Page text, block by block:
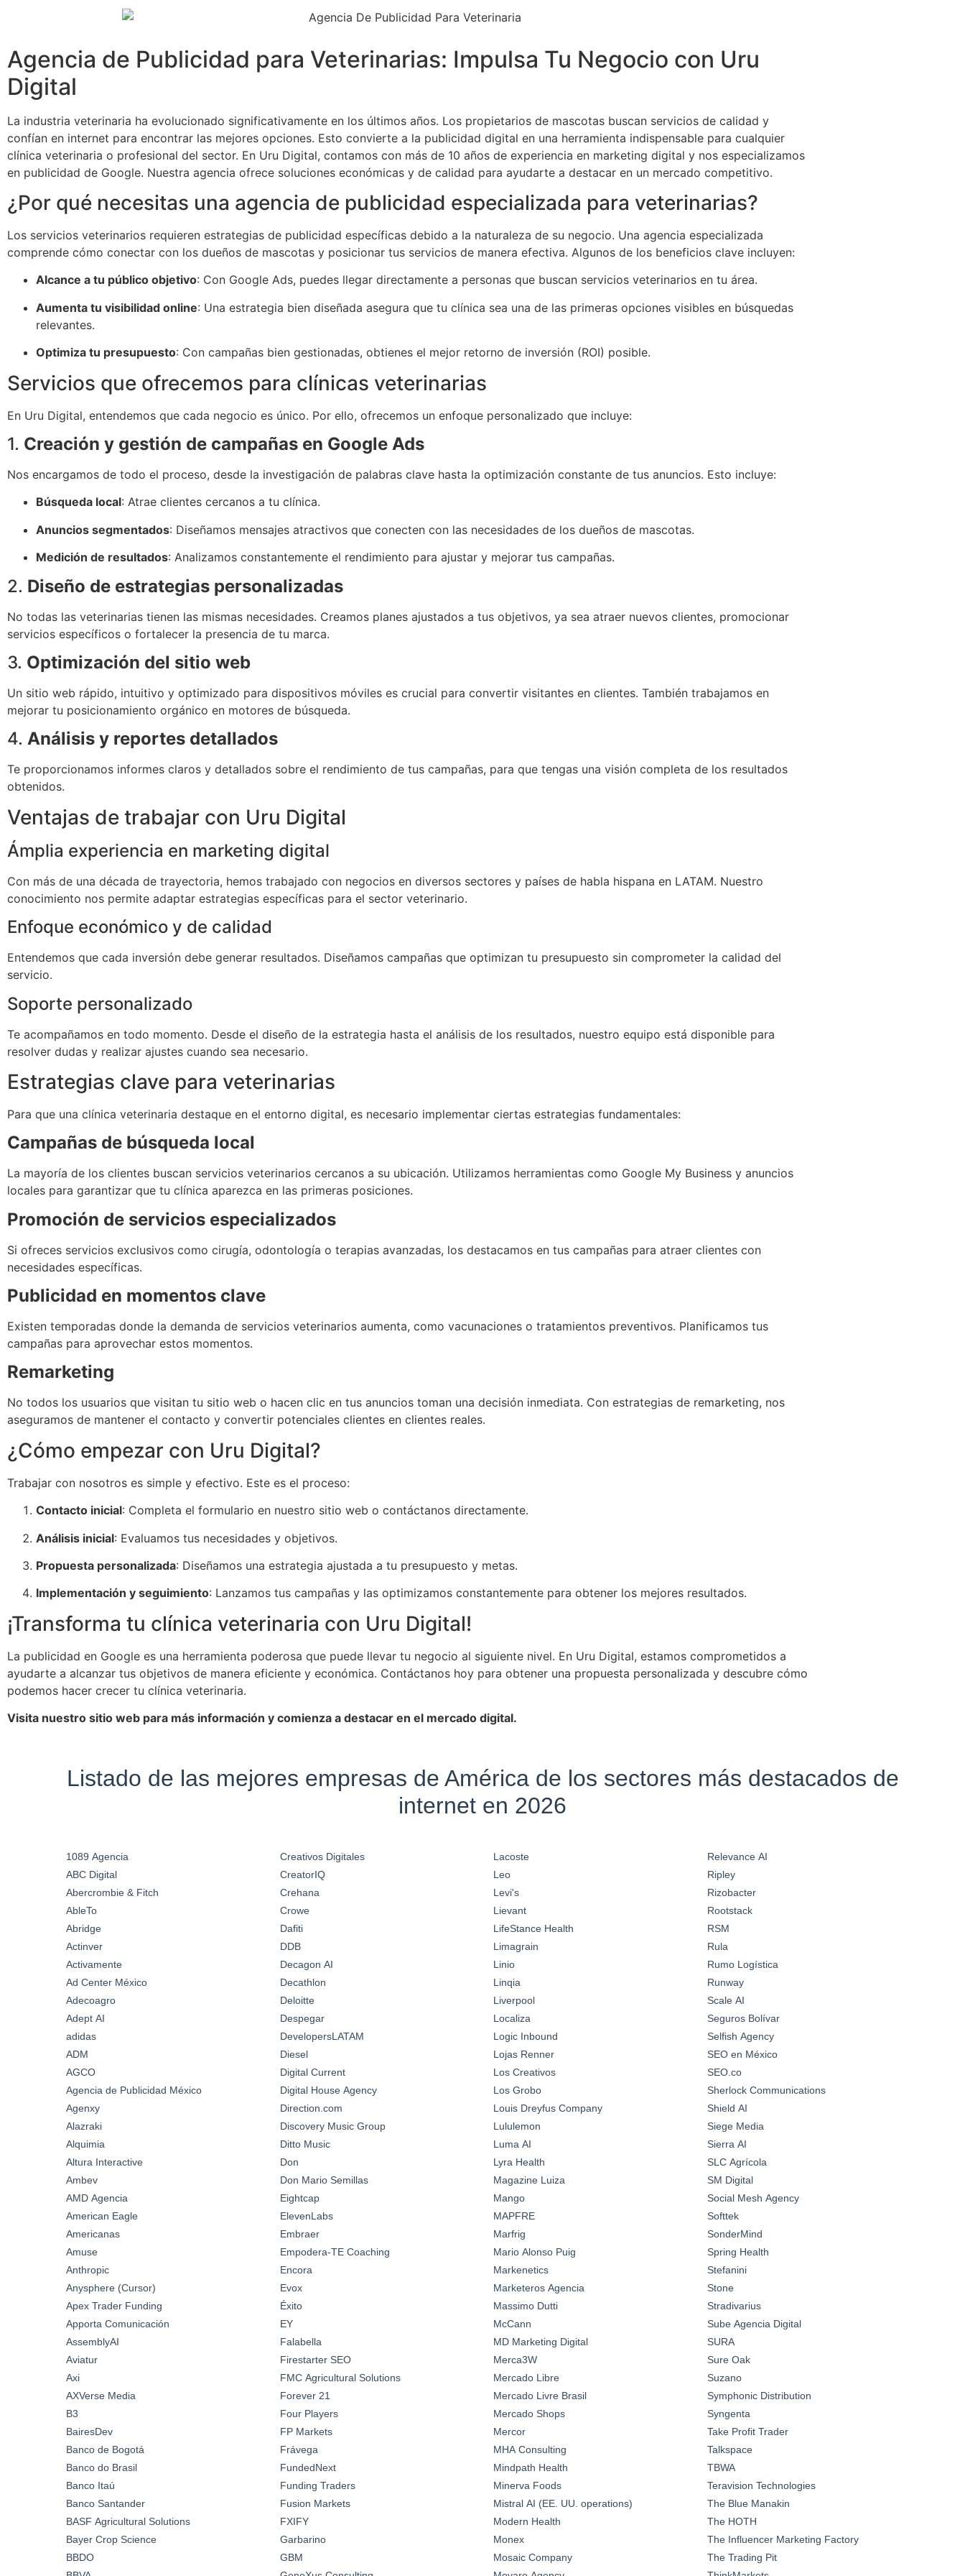
Agencia de Publicidad para Veterinarias: Impulsa Tu Negocio con Uru
Digital
La industria veterinaria ha evolucionado significativamente en los últimos años. Los propietarios de mascotas buscan servicios de calidad y
confían en internet para encontrar las mejores opciones. Esto convierte a la publicidad digital en una herramienta indispensable para cualquier
clínica veterinaria o profesional del sector. En Uru Digital, contamos con más de 10 años de experiencia en marketing digital y nos especializamos
en publicidad de Google. Nuestra agencia ofrece soluciones económicas y de calidad para ayudarte a destacar en un mercado competitivo.
¿Por qué necesitas una agencia de publicidad especializada para veterinarias?
Los servicios veterinarios requieren estrategias de publicidad específicas debido a la naturaleza de su negocio. Una agencia especializada
comprende cómo conectar con los dueños de mascotas y posicionar tus servicios de manera efectiva. Algunos de los beneficios clave incluyen:
Alcance a tu público objetivo: Con Google Ads, puedes llegar directamente a personas que buscan servicios veterinarios en tu área.
Aumenta tu visibilidad online: Una estrategia bien diseñada asegura que tu clínica sea una de las primeras opciones visibles en búsquedas
relevantes.
Optimiza tu presupuesto: Con campañas bien gestionadas, obtienes el mejor retorno de inversión (ROI) posible.
Servicios que ofrecemos para clínicas veterinarias
En Uru Digital, entendemos que cada negocio es único. Por ello, ofrecemos un enfoque personalizado que incluye:
1. Creación y gestión de campañas en Google Ads
Nos encargamos de todo el proceso, desde la investigación de palabras clave hasta la optimización constante de tus anuncios. Esto incluye:
Búsqueda local: Atrae clientes cercanos a tu clínica.
Anuncios segmentados: Diseñamos mensajes atractivos que conecten con las necesidades de los dueños de mascotas.
Medición de resultados: Analizamos constantemente el rendimiento para ajustar y mejorar tus campañas.
2. Diseño de estrategias personalizadas
No todas las veterinarias tienen las mismas necesidades. Creamos planes ajustados a tus objetivos, ya sea atraer nuevos clientes, promocionar
servicios específicos o fortalecer la presencia de tu marca.
3. Optimización del sitio web
Un sitio web rápido, intuitivo y optimizado para dispositivos móviles es crucial para convertir visitantes en clientes. También trabajamos en
mejorar tu posicionamiento orgánico en motores de búsqueda.
4. Análisis y reportes detallados
Te proporcionamos informes claros y detallados sobre el rendimiento de tus campañas, para que tengas una visión completa de los resultados
obtenidos.
Ventajas de trabajar con Uru Digital
Ámplia experiencia en marketing digital
Con más de una década de trayectoria, hemos trabajado con negocios en diversos sectores y países de habla hispana en LATAM. Nuestro
conocimiento nos permite adaptar estrategias específicas para el sector veterinario.
Enfoque económico y de calidad
Entendemos que cada inversión debe generar resultados. Diseñamos campañas que optimizan tu presupuesto sin comprometer la calidad del
servicio.
Soporte personalizado
Te acompañamos en todo momento. Desde el diseño de la estrategia hasta el análisis de los resultados, nuestro equipo está disponible para
resolver dudas y realizar ajustes cuando sea necesario.
Estrategias clave para veterinarias
Para que una clínica veterinaria destaque en el entorno digital, es necesario implementar ciertas estrategias fundamentales:
Campañas de búsqueda local
La mayoría de los clientes buscan servicios veterinarios cercanos a su ubicación. Utilizamos herramientas como Google My Business y anuncios
locales para garantizar que tu clínica aparezca en las primeras posiciones.
Promoción de servicios especializados
Si ofreces servicios exclusivos como cirugía, odontología o terapias avanzadas, los destacamos en tus campañas para atraer clientes con
necesidades específicas.
Publicidad en momentos clave
Existen temporadas donde la demanda de servicios veterinarios aumenta, como vacunaciones o tratamientos preventivos. Planificamos tus
campañas para aprovechar estos momentos.
Remarketing
No todos los usuarios que visitan tu sitio web o hacen clic en tus anuncios toman una decisión inmediata. Con estrategias de remarketing, nos
aseguramos de mantener el contacto y convertir potenciales clientes en clientes reales.
¿Cómo empezar con Uru Digital?
Trabajar con nosotros es simple y efectivo. Este es el proceso:
Contacto inicial: Completa el formulario en nuestro sitio web o contáctanos directamente.
Análisis inicial: Evaluamos tus necesidades y objetivos.
Propuesta personalizada: Diseñamos una estrategia ajustada a tu presupuesto y metas.
Implementación y seguimiento: Lanzamos tus campañas y las optimizamos constantemente para obtener los mejores resultados.
¡Transforma tu clínica veterinaria con Uru Digital!
La publicidad en Google es una herramienta poderosa que puede llevar tu negocio al siguiente nivel. En Uru Digital, estamos comprometidos a
ayudarte a alcanzar tus objetivos de manera eficiente y económica. Contáctanos hoy para obtener una propuesta personalizada y descubre cómo
podemos hacer crecer tu clínica veterinaria.
Visita nuestro sitio web para más información y comienza a destacar en el mercado digital.
Listado de las mejores empresas de América de los sectores más destacados de
internet en 2026
1089 Agencia
ABC Digital
Abercrombie & Fitch
AbleTo
Abridge
Actinver
Activamente
Ad Center México
Adecoagro
Adept AI
adidas
ADM
AGCO
Agencia de Publicidad México
Agenxy
Alazraki
Alquimia
Altura Interactive
Ambev
AMD Agencia
American Eagle
Americanas
Amuse
Anthropic
Anysphere (Cursor)
Apex Trader Funding
Apporta Comunicación
AssemblyAI
Aviatur
Axi
AXVerse Media
B3
BairesDev
Banco de Bogotá
Banco do Brasil
Banco Itaú
Banco Santander
BASF Agricultural Solutions
Bayer Crop Science
BBDO
Creativos Digitales
CreatorIQ
Crehana
Crowe
Dafiti
DDB
Decagon AI
Decathlon
Deloitte
Despegar
DevelopersLATAM
Diesel
Digital Current
Digital House Agency
Direction.com
Discovery Music Group
Ditto Music
Don
Don Mario Semillas
Eightcap
ElevenLabs
Embraer
Empodera-TE Coaching
Encora
Evox
Éxito
EY
Falabella
Firestarter SEO
FMC Agricultural Solutions
Forever 21
Four Players
FP Markets
Frávega
FundedNext
Funding Traders
Fusion Markets
FXIFY
Garbarino
GBM
Lacoste
Leo
Levi's
Lievant
LifeStance Health
Limagrain
Linio
Linqia
Liverpool
Localiza
Logic Inbound
Lojas Renner
Los Creativos
Los Grobo
Louis Dreyfus Company
Lululemon
Luma AI
Lyra Health
Magazine Luiza
Mango
MAPFRE
Marfrig
Mario Alonso Puig
Markenetics
Marketeros Agencia
Massimo Dutti
McCann
MD Marketing Digital
Merca3W
Mercado Libre
Mercado Livre Brasil
Mercado Shops
Mercor
MHA Consulting
Mindpath Health
Minerva Foods
Mistral AI (EE. UU. operations)
Modern Health
Monex
Mosaic Company
Relevance AI
Ripley
Rizobacter
Rootstack
RSM
Rula
Rumo Logística
Runway
Scale AI
Seguros Bolívar
Selfish Agency
SEO en México
SEO.co
Sherlock Communications
Shield AI
Siege Media
Sierra AI
SLC Agrícola
SM Digital
Social Mesh Agency
Softtek
SonderMind
Spring Health
Stefanini
Stone
Stradivarius
Sube Agencia Digital
SURA
Sure Oak
Suzano
Symphonic Distribution
Syngenta
Take Profit Trader
Talkspace
TBWA
Teravision Technologies
The Blue Manakin
The HOTH
The Influencer Marketing Factory
The Trading Pit